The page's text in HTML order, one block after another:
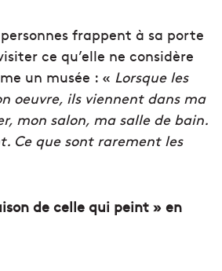
frappent à sa porte
ce qu’elle ne considère
un musée : « Lorsque les
oeuvre, ils viennent dans ma
mon salon, ma salle de bain.
Ce que sont rarement les
de celle qui peint » en